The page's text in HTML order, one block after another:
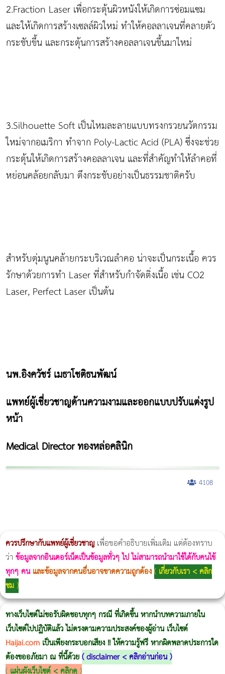
2.Fraction Laser เพื่อกระตุ้นผิวหนังให้เกิดการซ่อมแซม
และให้เกิดการสร้างเซลล์ผิวใหม่ ทำให้คอลลาเจนที่คลายตัว
กระชับขึ้น และกระตุ้นการสร้างคอลลาเจนขึ้นมาใหม่
3.Silhouette Soft เป็นไหมละลายแบบทรงกรวยนวัตกรรม
ใหม่จากอเมริกา ทำจาก Poly-Lactic Acid (PLA) ซึ่งจะช่วย
กระตุ้นให้เกิดการสร้างคอลลาเจน และที่สำคัญทำให้ลำคอที่
หย่อนคล้อยกลับมา ตึงกระชับอย่างเป็นธรรมชาติครับ
สำหรับตุ่มนูนคล้ายกระบริเวณลำคอ น่าจะเป็นกระเนื้อ ควร
รักษาด้วยการทำ Laser ที่สำหรับกำจัดติ่งเนื้อ เช่น CO2
Laser, Perfect Laser เป็นต้น
นพ.อิงควัชร์ เมธาโชติธนพัฒน์
แพทย์ผู้เชี่ยวชาญด้านความงามและออกแบบปรับแต่งรูป
หน้า
Medical Director ทองหล่อคลินิก
4108
ควรปรึกษากับแพทย์ผู้เชี่ยวชาญเพื่อขอคำอธิบายเพิ่มเติม แต่ต้องทราบ
ว่า ข้อมูลจากอินเตอร์เน็ตเป็นข้อมูลทั่วๆ ไป ไม่สามารถนำมาใช้ได้กับคนไข้
ทุกๆ คน และข้อมูลจากคนอื่นอาจขาดความถูกต้อง( เกี่ยวกับเรา < คลิก
ชม)
ทางเว็บไซต์ไม่ขอรับผิดชอบทุกๆ กรณี ที่เกิดขึ้น หากนำบทความภายใน
เว็บไซต์ไปปฏิบัติแล้ว ไม่ตรงตามความประสงค์ของผู้อ่าน เว็บไซต์
Haijai.com เป็นเพียงกระบอกเสียง !! ให้ความรู้ฟรี หากผิดพลาดประการใด
ต้องขออภัยมา ณ ที่นี้ด้วย(disclaimer < คลิกอ่านก่อน)